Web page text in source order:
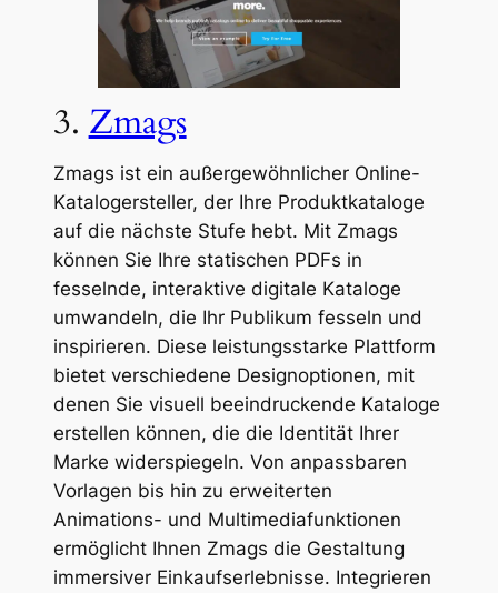
3. Zmags
Zmags ist ein außergewöhnlicher Online-
Katalogersteller, der Ihre Produktkataloge
auf die nächste Stufe hebt. Mit Zmags
können Sie Ihre statischen PDFs in
fesselnde, interaktive digitale Kataloge
umwandeln, die Ihr Publikum fesseln und
inspirieren. Diese leistungsstarke Plattform
bietet verschiedene Designoptionen, mit
denen Sie visuell beeindruckende Kataloge
erstellen können, die die Identität Ihrer
Marke widerspiegeln. Von anpassbaren
Vorlagen bis hin zu erweiterten
Animations- und Multimediafunktionen
ermöglicht Ihnen Zmags die Gestaltung
immersiver Einkaufserlebnisse. Integrieren